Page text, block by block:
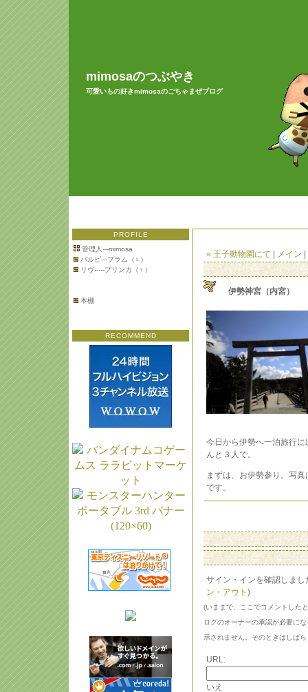
mimosaのつぶやき
可愛いもの好きmimosaのごちゃまぜブログ
PROFILE
管理人---mimosa
バルビ---プラム（♀）
リヴ-----プリンカ（♀）
本棚
RECOMMEND
« 王子動物園にて メイン
伊勢神宮（内宮）
今日から伊勢へ一泊旅行
んと３人で。
まずは、お伊勢参り。写
です。
サイン・インを確認しま
ン・アウト )
(いままで、ここでコメントした
ログのオーナーの承認が必要に
示されません。そのときはしば
URL:
いえ